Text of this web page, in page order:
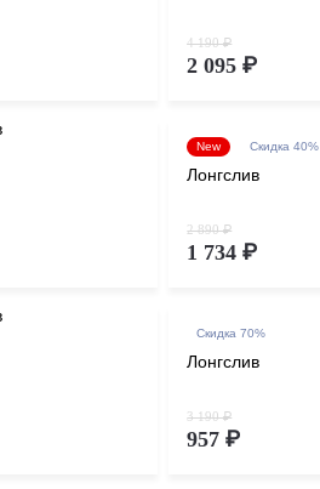
4 190 ₽
2 095 ₽
New Скидка 40%
Лонгслив
2 890 ₽
1 734 ₽
Скидка 70%
Лонгслив
3 190 ₽
957 ₽